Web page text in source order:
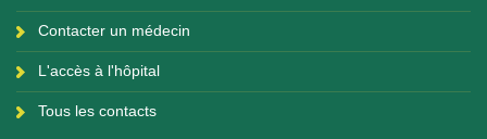
Contacter un médecin
L'accès à l'hôpital
Tous les contacts